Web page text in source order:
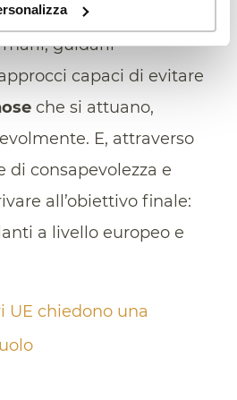
sistema suolo. Per
guidarli
capaci di evitare
che si attuano,
E, attraverso
di consapevolezza e
all’obiettivo finale:
a livello europeo e
UE chiedono una